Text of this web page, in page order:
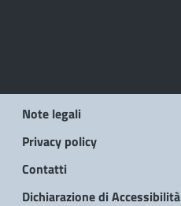
Note legali
Privacy policy
Contatti
Dichiarazione di Accessibilità